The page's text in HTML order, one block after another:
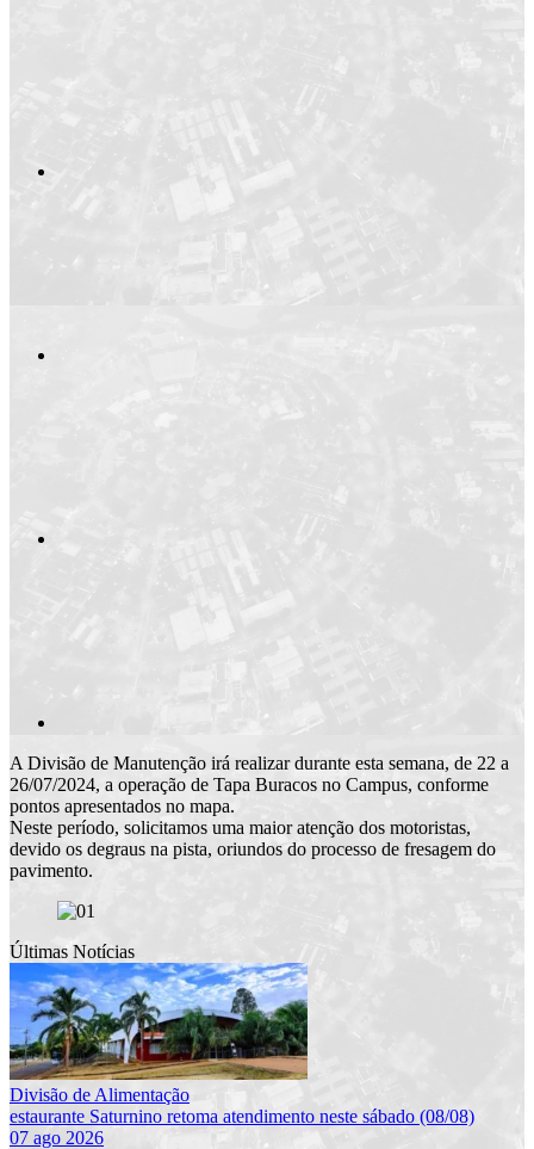
A Divisão de Manutenção irá realizar durante esta semana, de 22 a
26/07/2024, a operação de Tapa Buracos no Campus, conforme
pontos apresentados no mapa.
Neste período, solicitamos uma maior atenção dos motoristas,
devido os degraus na pista, oriundos do processo de fresagem do
pavimento.
Últimas Notícias
Divisão de Alimentação
estaurante Saturnino retoma atendimento neste sábado (08/08)
07 ago 2026